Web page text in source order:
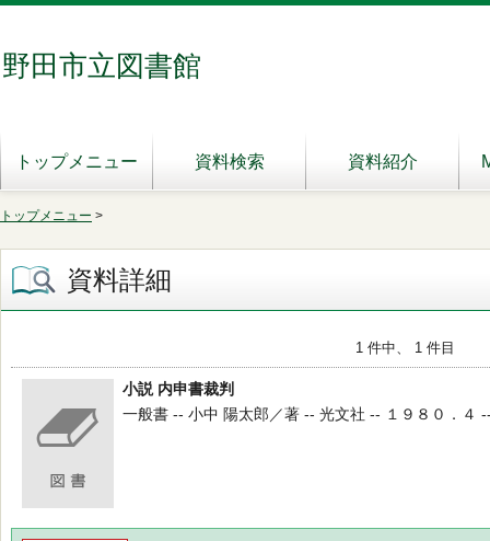
野田市立図書館
トップメニュー 資料検索 資料紹介
トップメニュー >
資料詳細
1 件中、 1 件目
小説 内申書裁判
一般書 -- 小中 陽太郎／著 -- 光文社 -- １９８０．４